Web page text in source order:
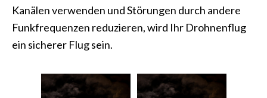
Kanälen verwenden und Störungen durch andere
Funkfrequenzen reduzieren, wird Ihr Drohnenflug
ein sicherer Flug sein.